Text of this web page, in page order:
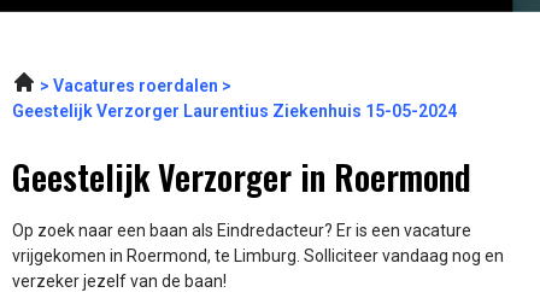
Vacatures roerdalen
Geestelijk Verzorger Laurentius Ziekenhuis 15-05-2024
Geestelijk Verzorger in Roermond
Op zoek naar een baan als Eindredacteur? Er is een vacature
vrijgekomen in Roermond, te Limburg. Solliciteer vandaag nog en
verzeker jezelf van de baan!